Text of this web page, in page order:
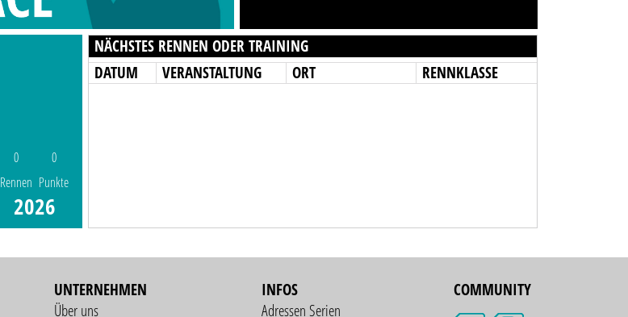
0
Rennen
0
Punkte
2026
NÄCHSTES RENNEN ODER TRAINING
DATUM
VERANSTALTUNG ORT RENNKLASSE
UNTERNEHMEN
Über uns
INFOS
Adressen Serien
COMMUNITY